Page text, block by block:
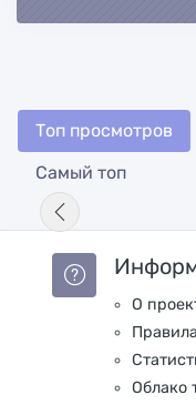
Топ просмотров
Самый топ
О
Правила
Облако